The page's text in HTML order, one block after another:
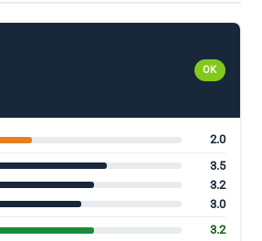
OK
2.0
3.5
3.2
3.0
3.2